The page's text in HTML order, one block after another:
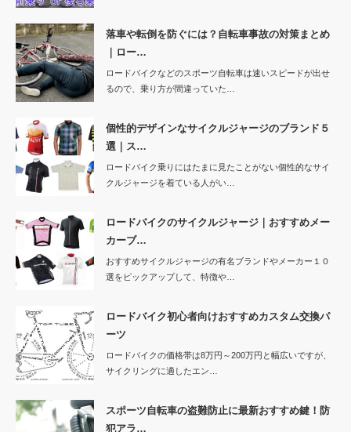
落車や転倒を防ぐには？自転車事故の対策まとめ
｜ロー…
ロードバイクなどのスポーツ自転車は速いスピードが出せ
るので、乗り方が間違っていた…
個性的デザインなサイクルジャージのブランド５
選｜ス…
ロードバイク乗りにはたまに見たことがない個性的なサイ
クルジャージを着ている人がい…
ロードバイクのサイクルジャージ｜おすすめメー
カーブ…
おすすめサイクルジャージの有名ブランドやメーカー１０
選をピックアップして、特徴や…
ロードバイク初心者向けおすすめカスタム交換パ
ーツ
ロードバイクの価格帯は8万円～200万円と幅広いですが、
サイクリングに適したエン…
スポーツ自転車の盗難防止に最新おすすめ鍵！防
犯アラ…